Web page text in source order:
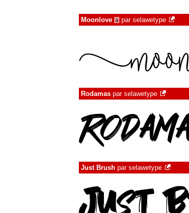
Moonlove à par selawetype
Rodamas par selawetype
Just Brush par selawetype